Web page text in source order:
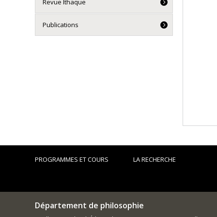
Revue Ithaque
Publications
PROGRAMMES ET COURS LA RECHERCHE
Département de philosophie